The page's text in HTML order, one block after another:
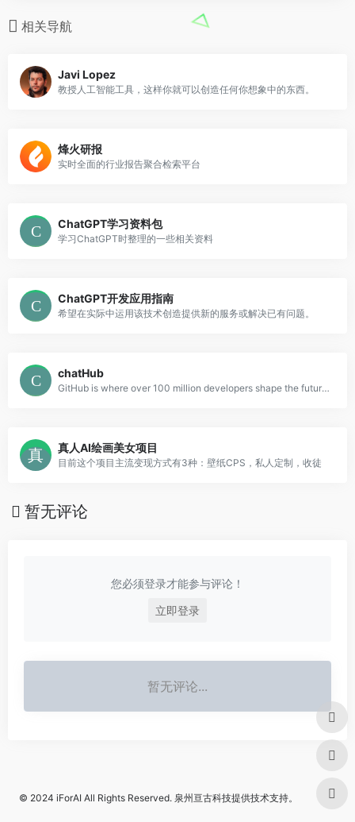
相关导航
Javi Lopez
教授人工智能工具，这样你就可以创造任何你想象中的东西。
烽火研报
实时全面的行业报告聚合检索平台
ChatGPT学习资料包
学习ChatGPT时整理的一些相关资料
ChatGPT开发应用指南
希望在实际中运用该技术创造提供新的服务或解决已有问题。
chatHub
GitHub is where over 100 million developers shape the future of software, together. Contribute to the open source community, manage your Git repositories, review code like a pro, track bugs and features, power your CI/CD and DevOps workflows, and secure code before you commit it.
真人AI绘画美女项目
目前这个项目主流变现方式有3种：壁纸CPS，私人定制，收徒
暂无评论
您必须登录才能参与评论！
立即登录
暂无评论...
© 2024 iForAI All Rights Reserved. 泉州亘古科技提供技术支持。